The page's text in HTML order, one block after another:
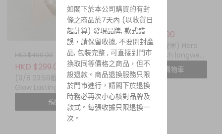
HKD $400.00
HKD $299.00
(9/8 23:59截單) HERA
Glow Lasting
Foundation SPF 25
預購
HKD $400.00
HKD $299.00
(9/8 23:59截單) Hera
silky stay 24h longwear
foundation spf20 pa
++
加入購物車
如閣下於本公司購買的有封
條之商品於7天內 (以收貨日
起計算) 發現品牌, 款式錯
誤，請保留收據, 不要開封產
品, 包裝完整 , 可直接到門市
換取同等價格之商品，但不
設退款。商品退換服務只限
於門市進行，請閣下於退換
時務必再次小心核對品牌及
款式。每張收據只限退換一
次。